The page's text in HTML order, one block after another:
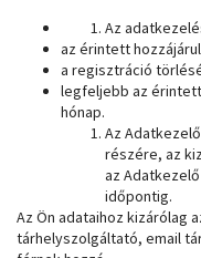
Az
az érintett
a regisztráció
legfeljebb az
hónap.
Az
részére, az
az
időpontig.
Az Ön adataihoz kizárólag
tárhelyszolgáltató, email